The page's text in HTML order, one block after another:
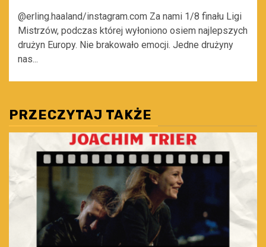
@erling.haaland/instagram.com Za nami 1/8 finału Ligi
Mistrzów, podczas której wyłoniono osiem najlepszych
drużyn Europy. Nie brakowało emocji. Jedne drużyny
nas...
PRZECZYTAJ TAKŻE